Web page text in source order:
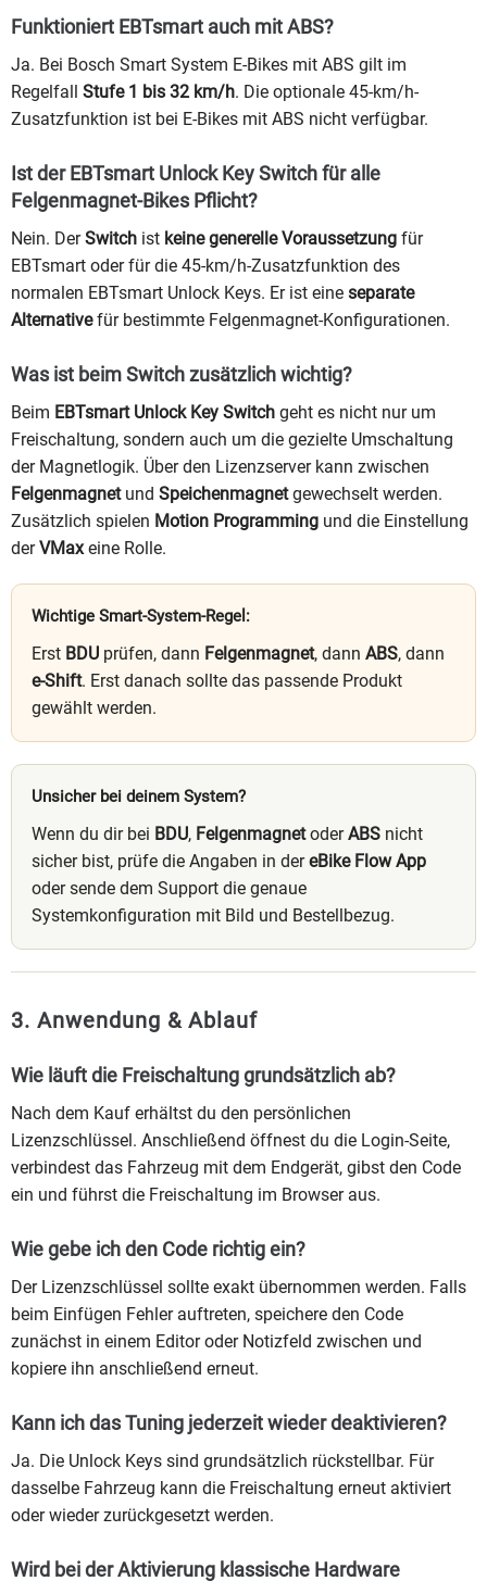
Funktioniert EBTsmart auch mit ABS?
Ja. Bei Bosch Smart System E-Bikes mit ABS gilt im
Regelfall Stufe 1 bis 32 km/h. Die optionale 45-km/h-
Zusatzfunktion ist bei E-Bikes mit ABS nicht verfügbar.
Ist der EBTsmart Unlock Key Switch für alle
Felgenmagnet-Bikes Pflicht?
Nein. DerSwitch ist keine generelle Voraussetzung für
EBTsmart oder für die 45-km/h-Zusatzfunktion des
normalen EBTsmart Unlock Keys. Er ist eine separate
Alternativefür bestimmte Felgenmagnet-Konfigurationen.
Was ist beim Switch zusätzlich wichtig?
Beim EBTsmart Unlock Key Switch geht es nicht nur um
Freischaltung, sondern auch um die gezielte Umschaltung
der Magnetlogik. Über den Lizenzserver kann zwischen
Felgenmagnetund Speichenmagnetgewechselt werden.
Zusätzlich spielen Motion Programming und die Einstellung
derVMaxeine Rolle.
Wichtige Smart-System-Regel:
Erst BDU prüfen, dann Felgenmagnet, dann ABS, dann
e-Shift. Erst danach sollte das passende Produkt
gewählt werden.
Unsicher bei deinem System?
Wenn du dir bei BDU, FelgenmagnetoderABS nicht
sicher bist, prüfe die Angaben in dereBike Flow App
oder sende dem Support die genaue
Systemkonfiguration mit Bild und Bestellbezug.
3. Anwendung & Ablauf
Wie läuft die Freischaltung grundsätzlich ab?
Nach dem Kauf erhältst du den persönlichen
Lizenzschlüssel. Anschließend öffnest du die Login-Seite,
verbindest das Fahrzeug mit dem Endgerät, gibst den Code
ein und führst die Freischaltung im Browser aus.
Wie gebe ich den Code richtig ein?
Der Lizenzschlüssel sollte exakt übernommen werden. Falls
beim Einfügen Fehler auftreten, speichere den Code
zunächst in einem Editor oder Notizfeld zwischen und
kopiere ihn anschließend erneut.
Kann ich das Tuning jederzeit wieder deaktivieren?
Ja. Die Unlock Keys sind grundsätzlich rückstellbar. Für
dasselbe Fahrzeug kann die Freischaltung erneut aktiviert
oder wieder zurückgesetzt werden.
Wird bei der Aktivierung klassische Hardware